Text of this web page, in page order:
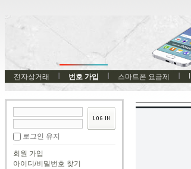
전자상거래 번호 가입 스마트폰 요금제
로그인 유지
회원 가입
아이디/비밀번호 찾기